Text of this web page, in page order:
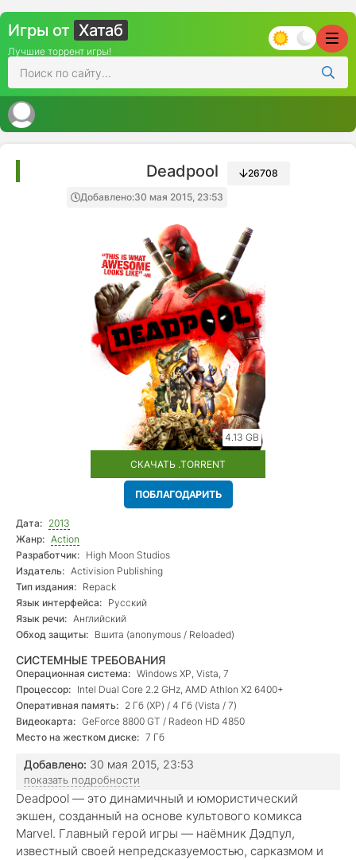
Игры от Хатаб
Лучшие торрент игры!
Deadpool
Добавлено:30 мая 2015, 23:53
26708
4.13 GB
СКАЧАТЬ .TORRENT
ПОБЛАГОДАРИТЬ
Дата: 2013
Жанр: Action
Разработчик: High Moon Studios
Издатель: Activision Publishing
Тип издания: Repack
Язык интерфейса: Русский
Язык речи: Английский
Обход защиты: Вшита (anonymous / Reloaded)
СИСТЕМНЫЕ ТРЕБОВАНИЯ
Операционная система: Windows XP, Vista, 7
Процессор: Intel Dual Core 2.2 GHz, AMD Athlon X2 6400+
Оперативная память: 2 Гб (XP) / 4 Гб (Vista / 7)
Видеокарта: GeForce 8800 GT / Radeon HD 4850
Место на жестком диске: 7 Гб
Добавлено: 30 мая 2015, 23:53
показать подробности
Deadpool — это динамичный и юмористический
экшен, созданный на основе культового комикса
Marvel. Главный герой игры — наёмник Дэдпул,
известный своей непредсказуемостью, сарказмом и